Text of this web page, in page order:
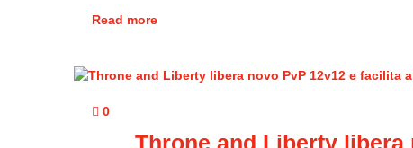
Read more
0
Throne and Liberty libera